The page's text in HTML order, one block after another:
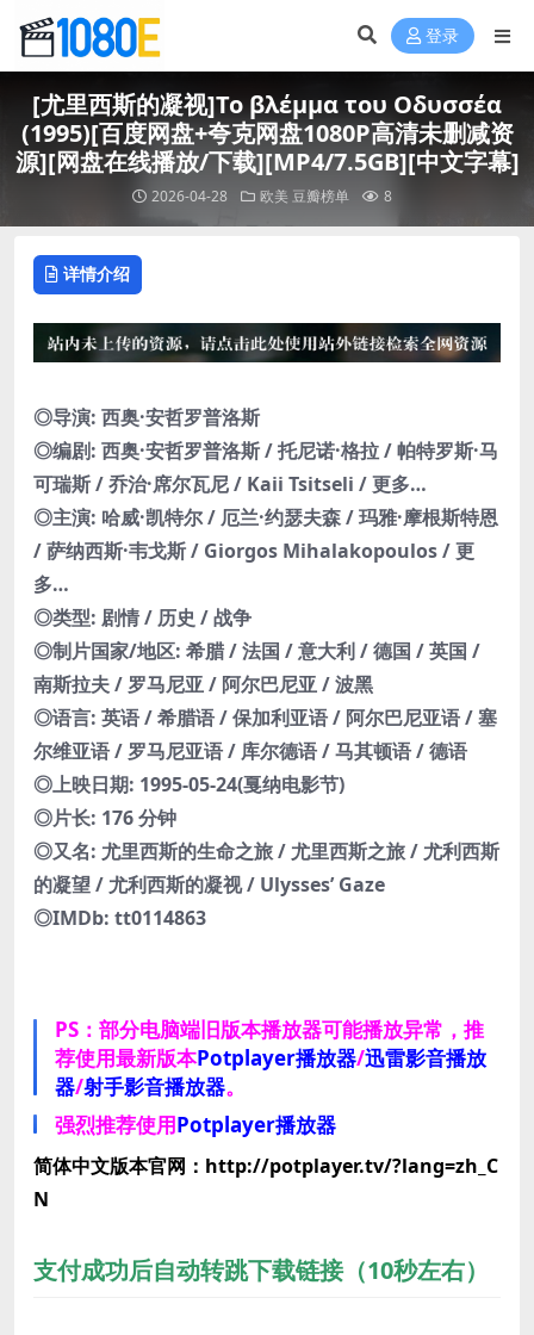
登录
[尤里西斯的凝视]Το βλέμμα του Οδυσσέα
(1995)[百度网盘+夸克网盘1080P高清未删减资
源][网盘在线播放/下载][MP4/7.5GB][中文字幕]
2026-04-28 欧美豆瓣榜单 8
详情介绍
◎导演: 西奥·安哲罗普洛斯
◎编剧: 西奥·安哲罗普洛斯 / 托尼诺·格拉 / 帕特罗斯·马
可瑞斯 / 乔治·席尔瓦尼 / Kaii Tsitseli / 更多…
◎主演: 哈威·凯特尔 / 厄兰·约瑟夫森 / 玛雅·摩根斯特恩
/ 萨纳西斯·韦戈斯 / Giorgos Mihalakopoulos / 更
多…
◎类型: 剧情 / 历史 / 战争
◎制片国家/地区: 希腊 / 法国 / 意大利 / 德国 / 英国 /
南斯拉夫 / 罗马尼亚 / 阿尔巴尼亚 / 波黑
◎语言: 英语 / 希腊语 / 保加利亚语 / 阿尔巴尼亚语 / 塞
尔维亚语 / 罗马尼亚语 / 库尔德语 / 马其顿语 / 德语
◎上映日期: 1995-05-24(戛纳电影节)
◎片长: 176 分钟
◎又名: 尤里西斯的生命之旅 / 尤里西斯之旅 / 尤利西斯
的凝望 / 尤利西斯的凝视 / Ulysses’ Gaze
◎IMDb: tt0114863
PS：部分电脑端旧版本播放器可能播放异常，推
荐使用最新版本Potplayer播放器/迅雷影音播放
器/射手影音播放器。
强烈推荐使用Potplayer播放器
简体中文版本官网：http://potplayer.tv/?lang=zh_C
N
支付成功后自动转跳下载链接（10秒左右）